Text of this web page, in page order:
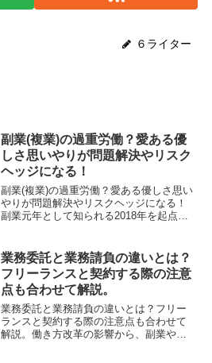
６ライター
副業(複業)の過重労働？愛ある優
しさ思いやりが問題解決やリスク
ヘッジになる！
副業(複業)の過重労働？愛ある優しさ思い
やりが問題解決やリスクヘッジになる！
副業元年として知られる2018年を起点に
の人々が新たな挑戦に取り組んでいます
ね。この流れに乗...
業務委託と業務請負の違いとは？
フリーランスと契約する際の注意
点も合わせて解説。
業務委託と業務請負の違いとは？フリー
ランスと契約する際の注意点も合わせて
解説。働き方改革の影響から、副業や複